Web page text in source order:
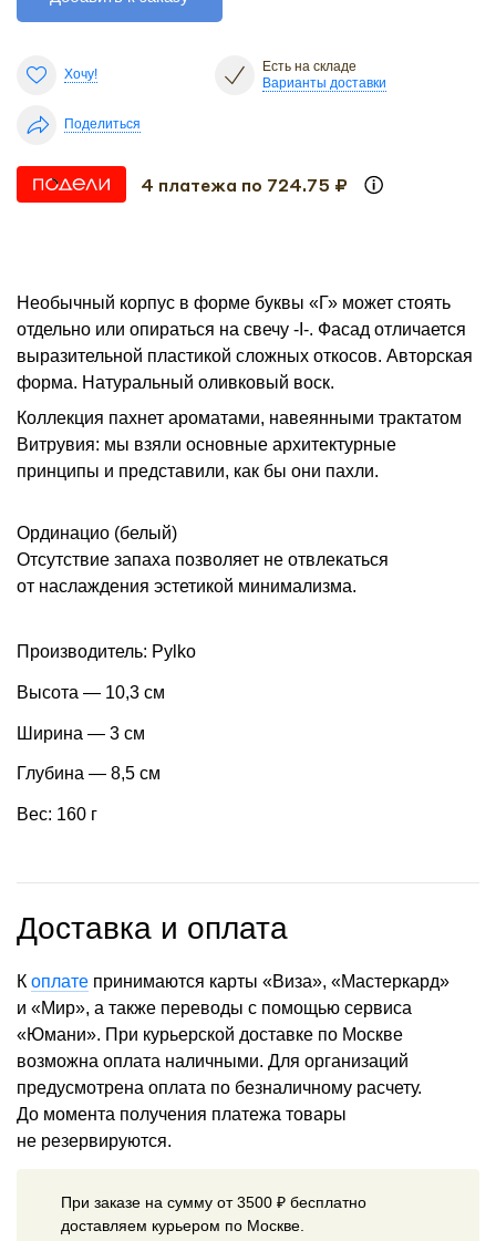
Хочу!
Есть на складе
Варианты доставки
Поделиться
4 платежа по 724.75 ₽
Необычный корпус в форме буквы «Г» может стоять
отдельно или опираться на свечу -I-. Фасад отличается
выразительной пластикой сложных откосов. Авторская
форма. Натуральный оливковый воск.
Коллекция пахнет ароматами, навеянными трактатом
Витрувия: мы взяли основные архитектурные
принципы и представили, как бы они пахли.
Ординацио (белый)
Отсутствие запаха позволяет не отвлекаться
от наслаждения эстетикой минимализма.
Производитель: Pylko
Высота — 10,3 см
Ширина — 3 см
Глубина — 8,5 см
Вес: 160 г
Доставка и оплата
К оплате принимаются карты «Виза», «Мастеркард»
и «Мир», а также переводы с помощью сервиса
«Юмани». При курьерской доставке по Москве
возможна оплата наличными. Для организаций
предусмотрена оплата по безналичному расчету.
До момента получения платежа товары
не резервируются.
При заказе на сумму от 3500 ₽ бесплатно
доставляем курьером по Москве.